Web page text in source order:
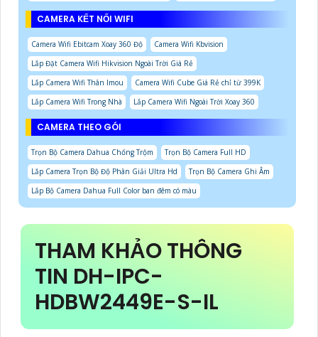
CAMERA KẾT NỐI WIFI
Camera Wifi Ebitcam Xoay 360 Độ
Camera Wifi Kbvision
Lắp Đặt Camera Wifi Hikvision Ngoài Trời Giá Rẻ
Lắp Camera Wifi Thân Imou
Camera Wifi Cube Giá Rẻ chỉ từ 399K
Lắp Camera Wifi Trong Nhà
Lắp Camera Wifi Ngoài Trời Xoay 360
CAMERA THEO GÓI
Trọn Bộ Camera Dahua Chống Trộm
Trọn Bộ Camera Full HD
Lắp Camera Trọn Bộ Độ Phân Giải Ultra Hd
Trọn Bộ Camera Ghi Âm
Lắp Bộ Camera Dahua Full Color ban đêm có màu
THAM KHẢO THÔNG
TIN DH-IPC-
HDBW2449E-S-IL